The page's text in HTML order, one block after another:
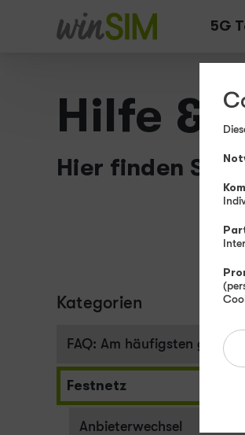
Hilfe &
Hier finden Sie
Kategorien
FAQ: Am häufigsten gesucht
Festnetz
Anbieterwechsel